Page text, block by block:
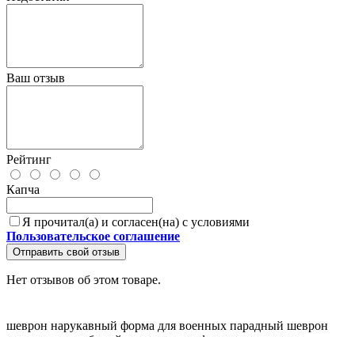
Ваш отзыв
Рейтинг
Капча
Я прочитал(а) и согласен(на) с условиями
Пользовательское соглашение
Отправить свой отзыв
Нет отзывов об этом товаре.
шеврон нарукавный форма для военных парадный шеврон